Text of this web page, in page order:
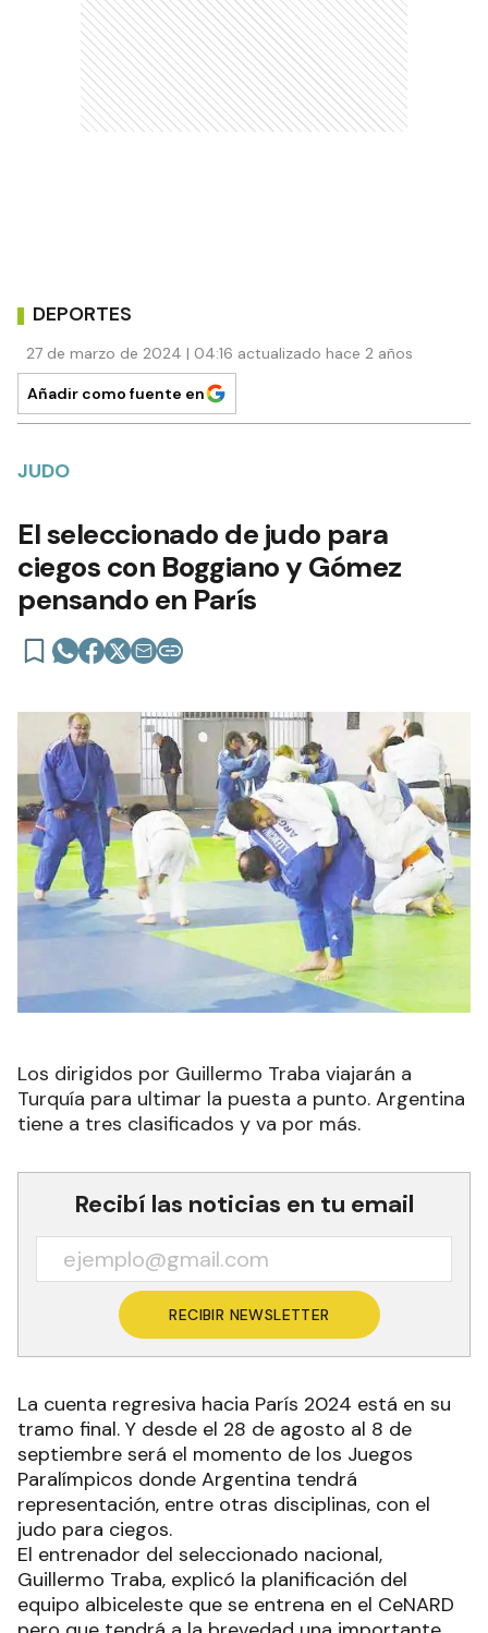
DEPORTES
27 de marzo de 2024 | 04:16 actualizado hace 2 años
Añadir como fuente en
JUDO
El seleccionado de judo para
ciegos con Boggiano y Gómez
pensando en París
Los dirigidos por Guillermo Traba viajarán a
Turquía para ultimar la puesta a punto. Argentina
tiene a tres clasificados y va por más.
Recibí las noticias en tu email
RECIBIR NEWSLETTER
La cuenta regresiva hacia París 2024 está en su
tramo final. Y desde el 28 de agosto al 8 de
septiembre será el momento de los Juegos
Paralímpicos donde Argentina tendrá
representación, entre otras disciplinas, con el
judo para ciegos.
El entrenador del seleccionado nacional,
Guillermo Traba, explicó la planificación del
equipo albiceleste que se entrena en el CeNARD